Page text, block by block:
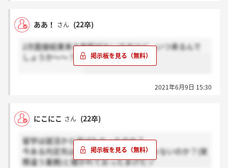
ああ！ さん (22卒)
2次面接結果来る気配がないですけど、いつ来るんで
しょうか～～？？
2021年6月9日 15:30
にこにこ さん (22卒)
留学は就活から逃げたかったのか？、
今ある内定先は高卒でもできる仕事じゃないのか？(実
際違う業務)と聞かれておったまげたゾ